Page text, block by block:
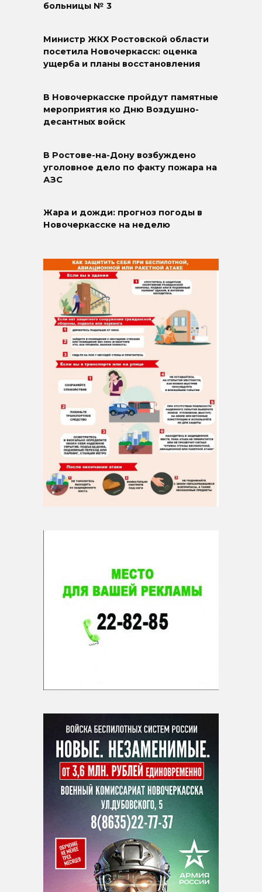
больницы № 3
Министр ЖКХ Ростовской области
посетила Новочеркасск: оценка
ущерба и планы восстановления
В Новочеркасске пройдут памятные
мероприятия ко Дню Воздушно-
десантных войск
В Ростове-на-Дону возбуждено
уголовное дело по факту пожара на
АЗС
Жара и дожди: прогноз погоды в
Новочеркасске на неделю